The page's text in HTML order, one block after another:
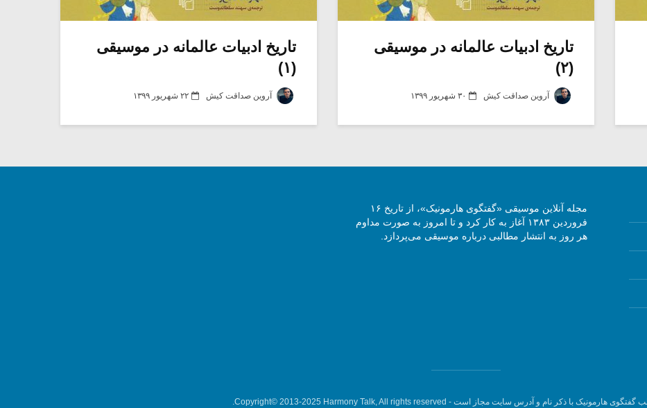
تاریخ ادبیات عالمانه در موسیقی
(۲)
آروین صداقت کیش ۳۰ شهریور ۱۳۹۹
تاریخ ادبیات عالمانه در موسیقی
(۱)
آروین صداقت کیش ۲۲ شهریور ۱۳۹۹
مجله آنلاین موسیقی «گفتگوی هارمونیک»، از تاریخ ۱۶
فروردین ۱۳۸۳ آغاز به کار کرد و تا امروز به صورت مداوم
هر روز به انتشار مطالبی درباره موسیقی می‌پردازد.
گفتگوی هارمونیک با ذکر نام و آدرس سایت مجاز است - Copyright© 2013-2025 Harmony Talk, All rights reserved.